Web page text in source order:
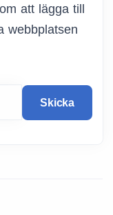
att lägga till
webbplatsen
Skicka